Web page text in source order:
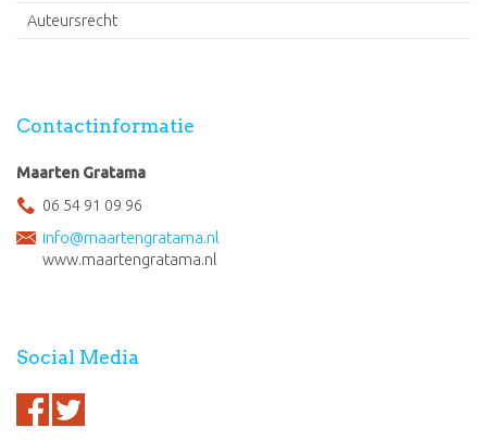
Auteursrecht
Contactinformatie
Maarten Gratama
06 54 91 09 96
info@maartengratama.nl
www.maartengratama.nl
Social Media